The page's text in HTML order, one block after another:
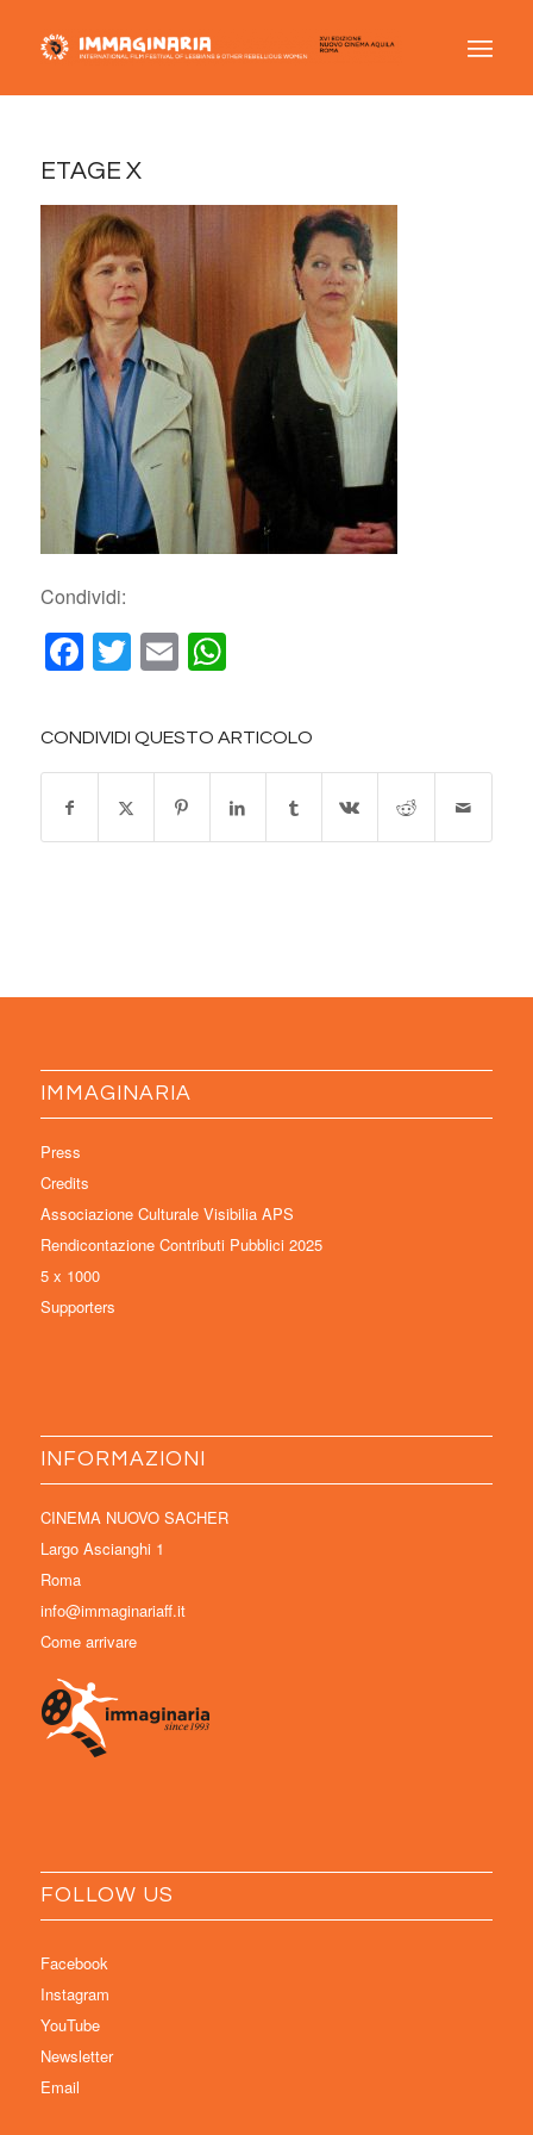
ETAGE X
Condividi:
Facebook
Twitter
EmailWhatsApp
CONDIVIDI QUESTO ARTICOLO
IMMAGINARIA
Press
Credits
Associazione Culturale Visibilia APS
Rendicontazione Contributi Pubblici 2025
5 x 1000
Supporters
INFORMAZIONI
CINEMA NUOVO SACHER
Largo Ascianghi 1
Roma
info@immaginariaff.it
Come arrivare
FOLLOW US
Facebook
Instagram
YouTube
Newsletter
Email